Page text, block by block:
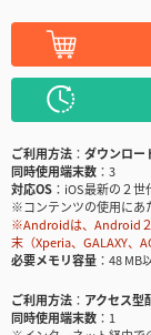
ご利用方法
ダウンロー
同時使用端末数
3
対応OS
iOS最新の２
※コンテンツの使用にあ
※Androidは、Android２
末（Xperia、GALAXY、
必要メモリ容量
48 MB
ご利用方法
アクセス型
同時使用端末数
1